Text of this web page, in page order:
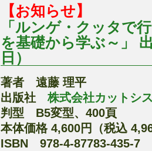
【お知らせ】
「ルンゲ・クッタで
を基礎から学ぶ～」
日）
著者 遠藤 理平
出版社株式会社カットシ
判型 B5変型、400頁
本体価格 4,600円（税込
ISBN 978-4-87783-435-7